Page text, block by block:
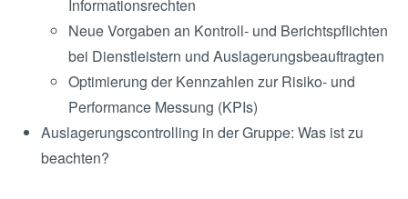
Informationsrechten
Neue Vorgaben an Kontroll- und Berichtspflichten
bei Dienstleistern und Auslagerungsbeauftragten
Optimierung der Kennzahlen zur Risiko- und
Performance Messung (KPIs)
Auslagerungscontrolling in der Gruppe: Was ist zu
beachten?